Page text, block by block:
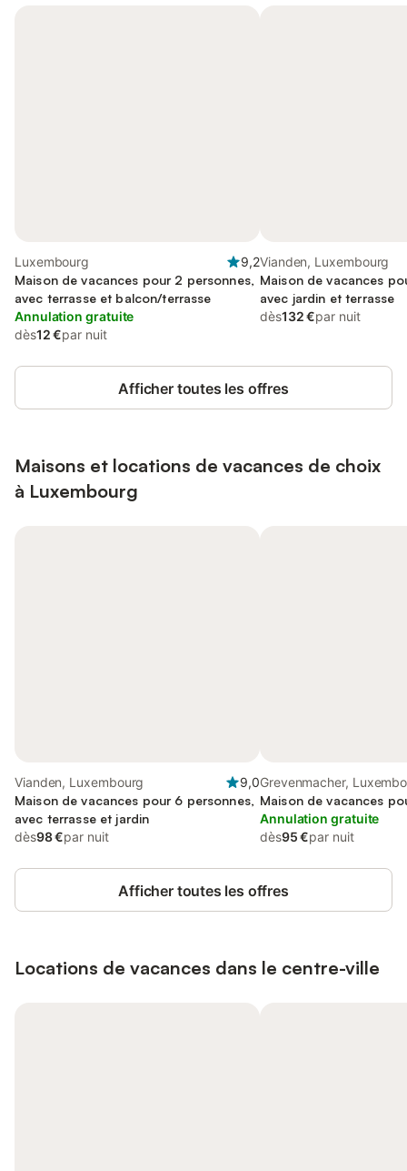
Luxembourg
9,2
Maison de vacances pour 2 personnes,
avec terrasse et balcon/terrasse
Annulation gratuite
dès12 €par nuit
Vianden, Luxembourg
Maison de vacances
avec jardin et terrasse
dès132 €par nuit
Afficher toutes les offres
Maisons et locations de vacances de choix
à Luxembourg
Vianden, Luxembourg
9,0
Maison de vacances pour 6 personnes,
avec terrasse et jardin
dès98 €par nuit
Grevenmacher,
Maison de vacances
Annulation gratuite
dès95 €par nuit
Afficher toutes les offres
Locations de vacances dans le centre-ville